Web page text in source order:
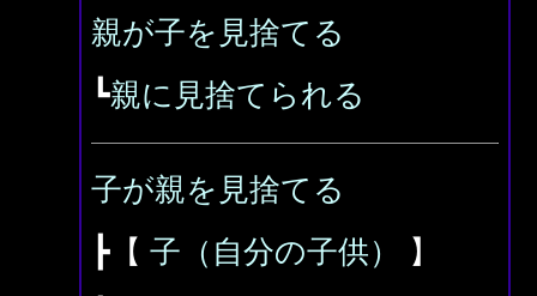
親が子を見捨てる
┗親に見捨てられる
子が親を見捨てる
┣【 子（自分の子供）
】